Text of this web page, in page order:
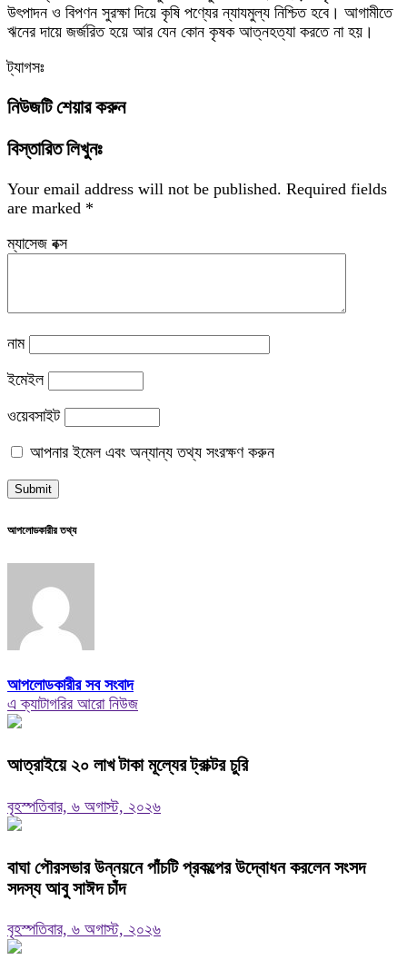
উৎপাদন ও বিপণন সুরক্ষা দিয়ে কৃষি পণ্যের ন্যাযমুল্য নিশ্চিত হবে। আগামীতে
ঋনের দায়ে জর্জরিত হয়ে আর যেন কোন কৃষক আত্নহত্যা করতে না হয়।
ট্যাগসঃ
নিউজটি শেয়ার করুন
বিস্তারিত লিখুনঃ
Your email address will not be published. Required fields
are marked *
ম্যাসেজ বক্স
নাম
ইমেইল
ওয়েবসাইট
আপনার ইমেল এবং অন্যান্য তথ্য সংরক্ষণ করুন
আপলোডকারীর তথ্য
আপলোডকারীর সব সংবাদ
এ ক্যাটাগরির আরো নিউজ
আত্রাইয়ে ২০ লাখ টাকা মূল্যের ট্রাক্টর চুরি
বৃহস্পতিবার, ৬ অগাস্ট, ২০২৬
বাঘা পৌরসভার উন্নয়নে পাঁচটি প্রকল্পের উদ্বোধন করলেন সংসদ
সদস্য আবু সাঈদ চাঁদ
বৃহস্পতিবার, ৬ অগাস্ট, ২০২৬